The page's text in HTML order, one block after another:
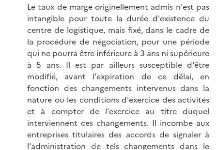
Le taux de marge originellement admis n'est pas
intangible pour toute la durée d'existence du
centre de logistique, mais fixé, dans le cadre de
la procédure de négociation, pour une période
qui ne pourra être inférieure à 3 ans ni supérieure
à 5 ans. Il est par ailleurs susceptible d'être
modifié, avant l'expiration de ce délai, en
fonction des changements intervenus dans la
nature ou les conditions d'exercice des activités
et à compter de l'exercice au titre duquel
interviennent ces changements. Il incombe aux
entreprises titulaires des accords de signaler à
l'administration de tels changements dans le